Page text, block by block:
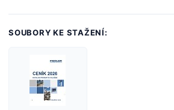
SOUBORY KE STAŽENÍ: